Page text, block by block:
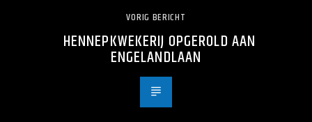
VORIG BERICHT
HENNEPKWEKERIJ OPGEROLD AAN
ENGELANDLAAN